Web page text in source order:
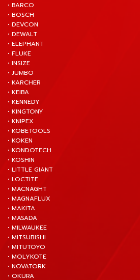
• BARCO
• BOSCH
• DEVCON
• DEWALT
• ELEPHANT
• FLUKE
• INSIZE
• JUMBO
• KARCHER
• KEIBA
• KENNEDY
• KINGTONY
• KNIPEX
• KOBETOOLS
• KOKEN
• KONDOTECH
• KOSHIN
• LITTLE GIANT
• LOCTITE
• MACNAGHT
• MAGNAFLUX
• MAKITA
• MASADA
• MILWAUKEE
• MITSUBISHI
• MITUTOYO
• MOLYKOTE
• NOVATORK
• OKURA